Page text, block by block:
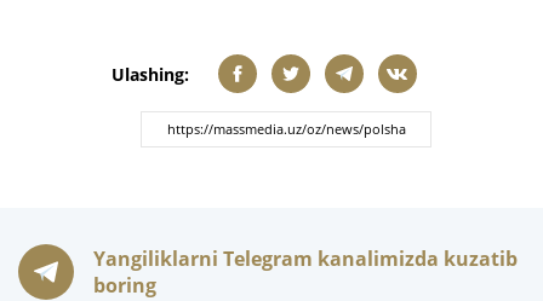
Ulashing:
Yangiliklarni Telegram kanalimizda kuzatib
boring